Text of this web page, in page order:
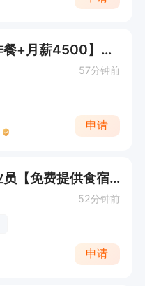
国贸批发玩具销售【工作餐+月薪4500】感兴趣直接电话联系
57分钟前
申请
就近分配、生鲜超市营业员【免费提供食宿】感兴趣电话联系
52分钟前
申请